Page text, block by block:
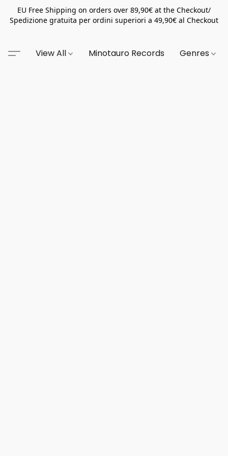
EU Free Shipping on orders over 89,90€ at the Checkout/
Spedizione gratuita per ordini superiori a 49,90€ al Checkout
View All Minotauro Records Genres